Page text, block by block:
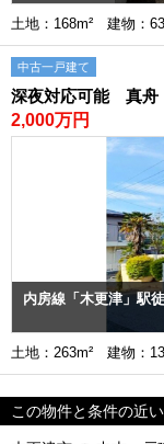
土地：168m² 建物：
中古一戸建て
深夜対応可能 真舟
2,000万円
内房線「木更津」駅
土地：263m² 建物：
この物件と条件の近